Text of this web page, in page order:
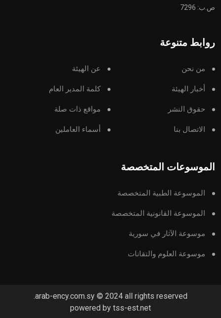
ص.ب: 7296
روابط متنوعة
من نحن عن الهيئة
أخبار الهيئة كلمة المدير العام
حقوق النشر مواقع ذات صلة
الاتصال بنا أسماء العاملين
الموسوعات المتخصصة
الموسوعة الطبية المتخصصة
الموسوعة القانونية المتخصصة
موسوعة الآثار في سورية
موسوعة العلوم والتقانات
arab-ency.com.sy © 2024 all rights reserved.
powered by tss-est.net